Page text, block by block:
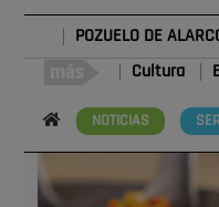
POZUELO DE
Cultura
NOTICIAS